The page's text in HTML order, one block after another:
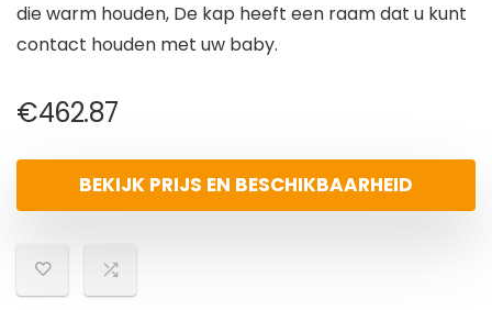
die warm houden, De kap heeft een raam dat u kunt
contact houden met uw baby.
€462.87
BEKIJK PRIJS EN BESCHIKBAARHEID